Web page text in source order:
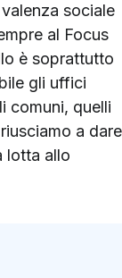
sociale
al Focus
è soprattutto
gli uffici
comuni, quelli
a dare
lotta allo